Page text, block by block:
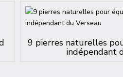
9 pierres naturelles
indépendant